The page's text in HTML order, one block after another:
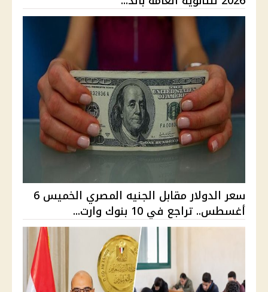
سعر الدولار مقابل الجنيه المصري الخميس 6
أغسطس.. تراجع في 10 بنوك وارت...